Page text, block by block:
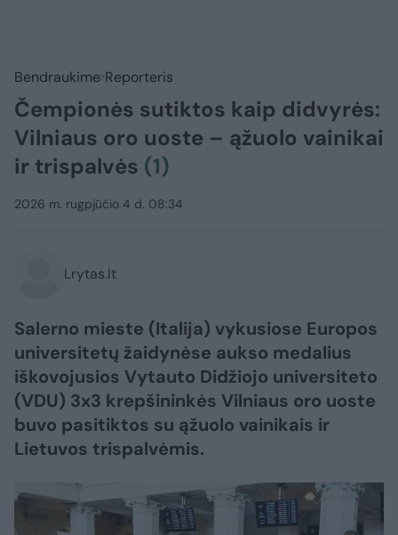
Bendraukime Reporteris
Čempionės sutiktos kaip didvyrės:
Vilniaus oro uoste – ąžuolo vainikai
ir trispalvės (1)
2026 m. rugpjūčio 4 d. 08:34
Lrytas.lt
Salerno mieste (Italija) vykusiose Europos
universitetų žaidynėse aukso medalius
iškovojusios Vytauto Didžiojo universiteto
(VDU) 3x3 krepšininkės Vilniaus oro uoste
buvo pasitiktos su ąžuolo vainikais ir
Lietuvos trispalvėmis.